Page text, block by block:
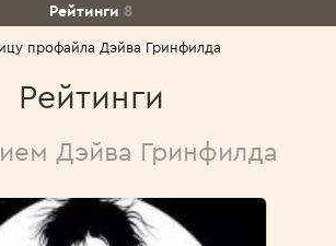
Рейтинги 8
профайла Дэйва Гринфилда
Рейтинги
Дэйва Гринфилда